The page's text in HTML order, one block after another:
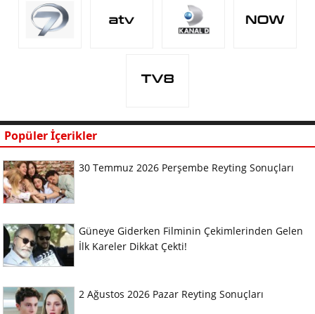
Popüler İçerikler
30 Temmuz 2026 Perşembe Reyting Sonuçları
Güneye Giderken Filminin Çekimlerinden Gelen
İlk Kareler Dikkat Çekti!
2 Ağustos 2026 Pazar Reyting Sonuçları